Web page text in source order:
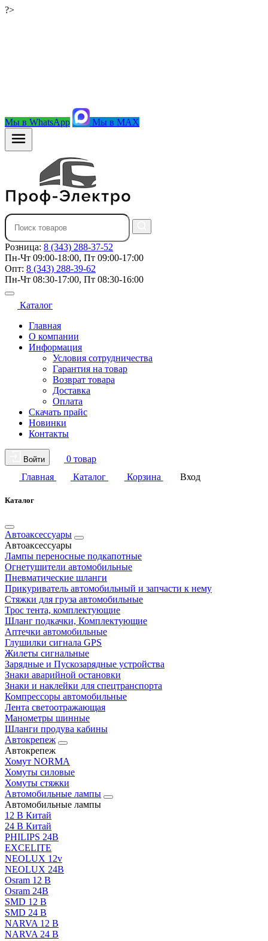
?>
Мы в WhatsApp Мы в MAX
Розница: 8 (343) 288-37-52
Пн-Чт 09:00-18:00, Пт 09:00-17:00
Опт: 8 (343) 288-39-62
Пн-Чт 08:30-17:00, Пт 08:30-16:00
Каталог
Главная
О компании
Информация
Условия сотрудничества
Гарантия на товар
Возврат товара
Доставка
Оплата
Скачать прайс
Новинки
Контакты
Войти
0 товар
Главная
Каталог Корзина Вход
Каталог
Автоаксессуары
Автоаксессуары
Лампы переносные подкапотные
Огнетушители автомобильные
Пневматические шланги
Прикуриватель автомобильный и запчасти к нему
Стяжки для груза автомобильные
Трос тента, комплектующие
Шланг подкачки, Комплектующие
Аптечки автомобильные
Глушилки сигнала GPS
Жилеты сигнальные
Зарядные и Пускозарядные устройства
Знаки аварийной остановки
Знаки и наклейки для спецтранспорта
Компрессоры автомобильные
Лента светоотражающая
Манометры шинные
Шланги продува кабины
Автокрепеж
Автокрепеж
Хомут NORMA
Хомуты силовые
Хомуты стяжки
Автомобильные лампы
Автомобильные лампы
12 В Китай
24 В Китай
PHILIPS 24В
EXCELITE
NEOLUX 12v
NEOLUX 24В
Osram 12 В
Osram 24В
SMD 12 В
SMD 24 В
NARVA 12 В
NARVA 24 В